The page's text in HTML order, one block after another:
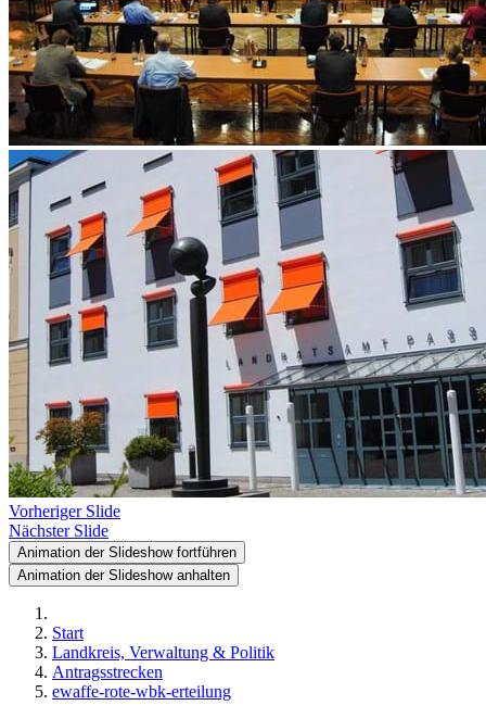
Vorheriger Slide
Nächster Slide
Animation der Slideshow fortführen
Animation der Slideshow anhalten
Start
Landkreis, Verwaltung & Politik
Antragsstrecken
ewaffe-rote-wbk-erteilung